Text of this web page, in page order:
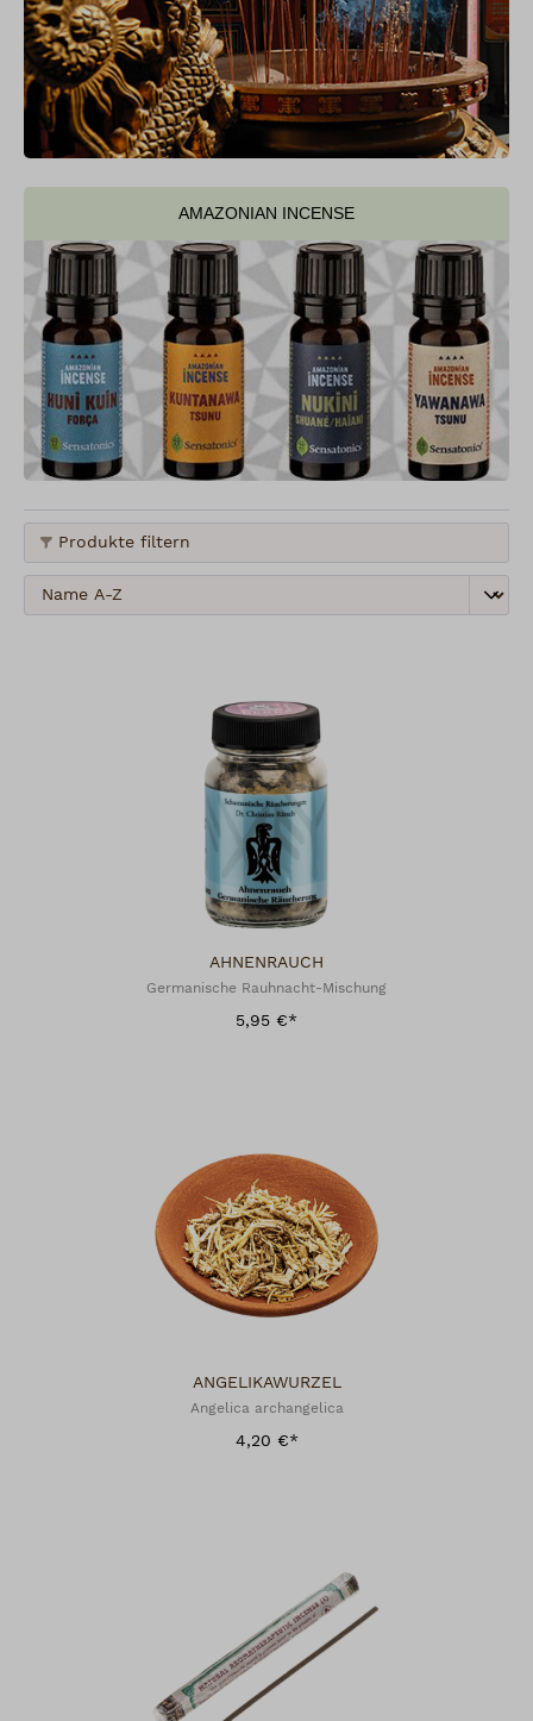
AMAZONIAN INCENSE
Produkte filtern
AHNENRAUCH
Germanische Rauhnacht-Mischung
5,95 €*
ANGELIKAWURZEL
Angelica archangelica
4,20 €*